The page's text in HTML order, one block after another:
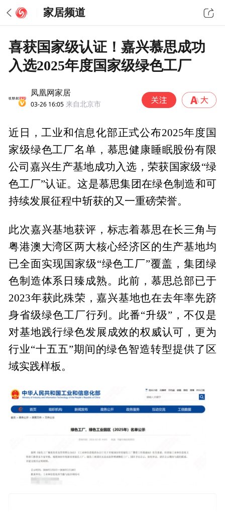
家居频道
喜获国家级认证！嘉兴慕思成功
入选2025年度国家级绿色工厂
凤凰网家居
03-26 16:05 来自北京市
近日，工业和信息化部正式公布2025年度国
家级绿色工厂名单，慕思健康睡眠股份有限
公司嘉兴生产基地成功入选，荣获国家级“绿
色工厂”认证。这是慕思集团在绿色制造和可
持续发展征程中斩获的又一重磅荣誉。
此次嘉兴基地获评，标志着慕思在长三角与
粤港澳大湾区两大核心经济区的生产基地均
已全面实现国家级“绿色工厂”覆盖，集团绿
色制造体系日臻成熟。此前，慕思总部已于
2023年获此殊荣，嘉兴基地也在去年率先跻
身省级绿色工厂行列。此番“升级”，不仅是
对基地践行绿色发展成效的权威认可，更为
行业“十五五”期间的绿色智造转型提供了区
域实践样板。